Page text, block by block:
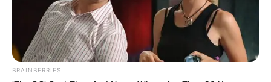
escolher o assunto que mais lhe interessa, na ordem em que você
escolher e no seu próprio tempo.
O acesso às aulas temáticas
Além disso, você pode visitar e revisitar os conteúdos quantas
BRAINBERRIES